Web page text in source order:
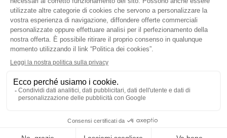
Registro Imprese
Iscrizione R.I.: 12212870153
REA: MI-1539011
Capitale sociale: Euro 10.400,00 i.v.
Contatti
info@industriale.it
PEC:industriale@pec.industriale.it
02 8969 3116
Informativa privacy - Cookie
| Condizioni di navigazione